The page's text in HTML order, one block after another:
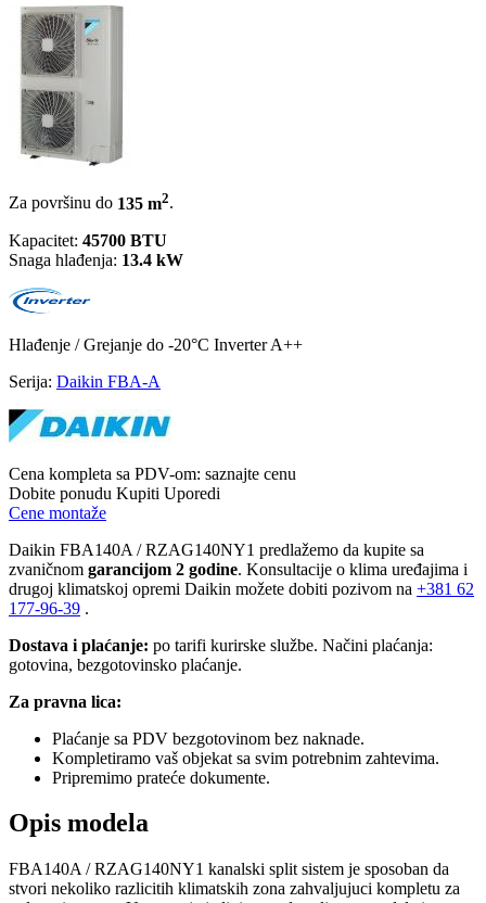
Za površinu do 135 m2.
Kapacitet: 45700 BTU
Snaga hlađenja: 13.4 kW
Hlađenje / Grejanje do -20°C Inverter A++
Serija: Daikin FBA-A
Cena kompleta sa PDV-om: saznajte cenu
Dobite ponudu Kupiti Uporedi
Cene montaže
Daikin FBA140A / RZAG140NY1 predlažemo da kupite sa
zvaničnom garancijom 2 godine. Konsultacije o klima uređajima i
drugoj klimatskoj opremi Daikin možete dobiti pozivom na +381 62
177-96-39 .
Dostava i plaćanje: po tarifi kurirske službe. Načini plaćanja:
gotovina, bezgotovinsko plaćanje.
Za pravna lica:
Plaćanje sa PDV bezgotovinom bez naknade.
Kompletiramo vaš objekat sa svim potrebnim zahtevima.
Pripremimo prateće dokumente.
Opis modela
FBA140A / RZAG140NY1 kanalski split sistem je sposoban da
stvori nekoliko razlicitih klimatskih zona zahvaljujuci kompletu za